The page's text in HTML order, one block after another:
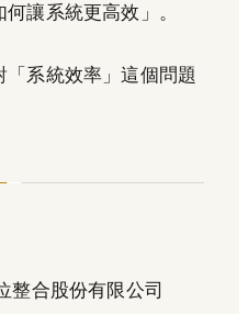
讓系統更高效」。
系統效率」這個問題
整合股份有限公司